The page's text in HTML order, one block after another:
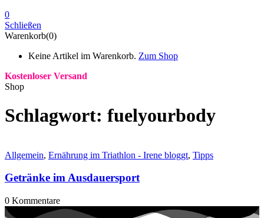
0
Schließen
Warenkorb(0)
Keine Artikel im Warenkorb. Zum Shop
Kostenloser Versand
Shop
Schlagwort: fuelyourbody
Allgemein, Ernährung im Triathlon - Irene bloggt, Tipps
Getränke im Ausdauersport
0 Kommentare